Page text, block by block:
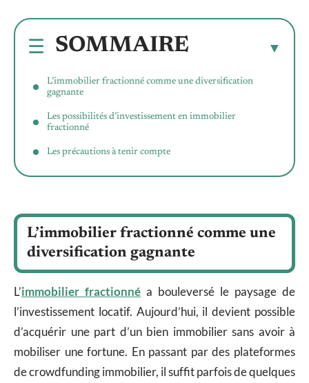
SOMMAIRE
L’immobilier fractionné comme une diversification
gagnante
Les possibilités d’investissement en immobilier
fractionné
Les précautions à tenir compte
L’immobilier fractionné comme une
diversification gagnante
L’immobilier fractionné a bouleversé le paysage de
l’investissement locatif. Aujourd’hui, il devient possible
d’acquérir une part d’un bien immobilier sans avoir à
mobiliser une fortune. En passant par des plateformes
de crowdfunding immobilier, il suffit parfois de quelques